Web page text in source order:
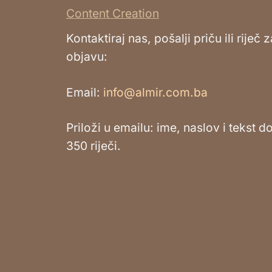
Content Creation
Kontaktiraj nas, pošalji priču ili riječ
objavu:
Email: info@almir.com.ba
Priloži u emailu: ime, naslov i tekst
350 riječi.